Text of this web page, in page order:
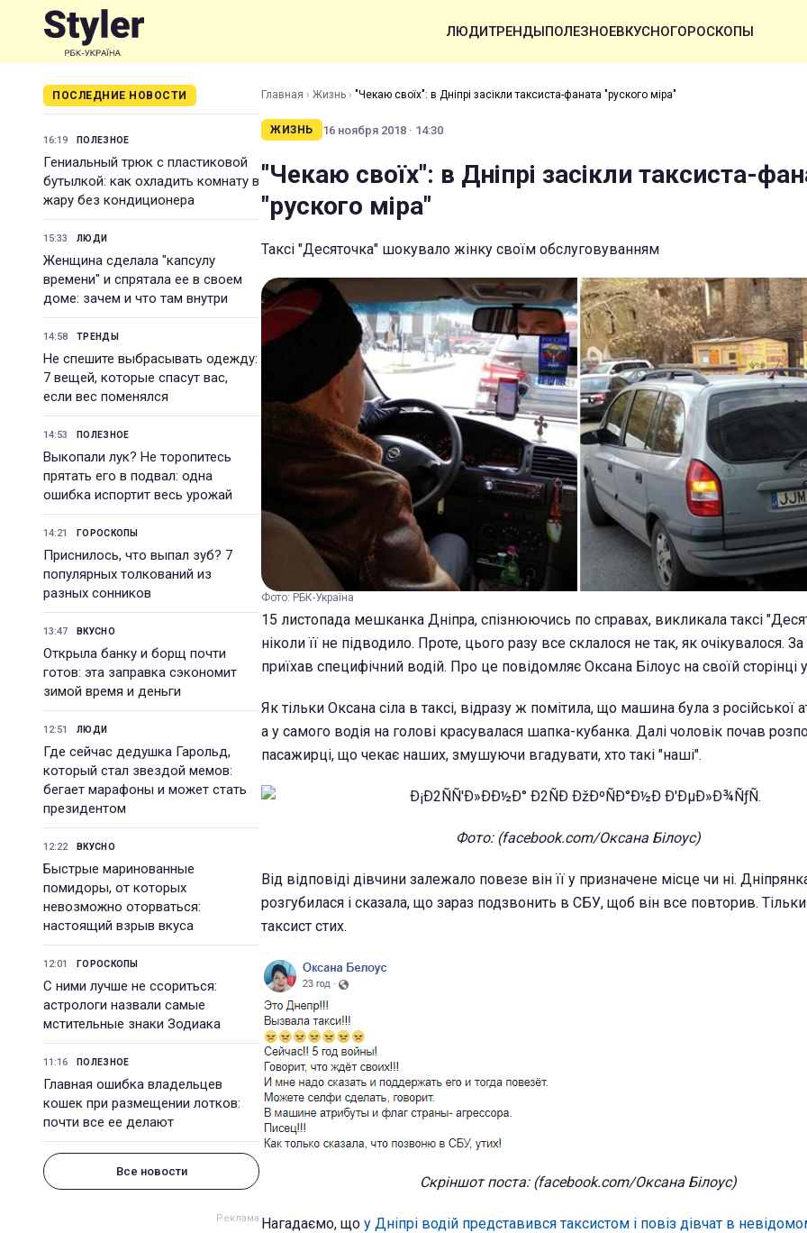
ЛЮДИТРЕНДЫПОЛЕЗНОЕВКУСНОГОРОСКОПЫ
ПОСЛЕДНИЕ НОВОСТИ
16:19 ПОЛЕЗНОЕ
Гениальный трюк с пластиковой
бутылкой: как охладить комнату в
жару без кондиционера
15:33 ЛЮДИ
Женщина сделала "капсулу
времени" и спрятала ее в своем
доме: зачем и что там внутри
14:58 ТРЕНДЫ
Не спешите выбрасывать одежду:
7 вещей, которые спасут вас,
если вес поменялся
14:53 ПОЛЕЗНОЕ
Выкопали лук? Не торопитесь
прятать его в подвал: одна
ошибка испортит весь урожай
14:21 ГОРОСКОПЫ
Приснилось, что выпал зуб? 7
популярных толкований из
разных сонников
13:47 ВКУСНО
Открыла банку и борщ почти
готов: эта заправка сэкономит
зимой время и деньги
12:51 ЛЮДИ
Где сейчас дедушка Гарольд,
который стал звездой мемов:
бегает марафоны и может стать
президентом
12:22 ВКУСНО
Быстрые маринованные
помидоры, от которых
невозможно оторваться:
настоящий взрыв вкуса
12:01 ГОРОСКОПЫ
С ними лучше не ссориться:
астрологи назвали самые
мстительные знаки Зодиака
11:16 ПОЛЕЗНОЕ
Главная ошибка владельцев
кошек при размещении лотков:
почти все ее делают
Все новости
Главная › Жизнь › "Чекаю своїх": в Дніпрі засікли таксиста-фаната "руского міра"
ЖИЗНЬ 16 ноября 2018 · 14:30
"Чекаю своїх": в Дніпрі засікли таксиста-
"руского міра"
Таксі "Десяточка" шокувало жінку своїм обслуговуванням
Фото: РБК-Україна
15 листопада мешканка Дніпра, спізнюючись по справах, викликала таксі
ніколи її не підводило. Проте, цього разу все склалося не так, як очікувалося.
приїхав специфічний водій. Про це повідомляє Оксана Білоус на своїй сторінці
Як тільки Оксана сіла в таксі, відразу ж помітила, що машина була з російської
а у самого водія на голові красувалася шапка-кубанка. Далі чоловік почав
пасажирці, що чекає наших, змушуючи вгадувати, хто такі "наші".
Фото: (facebook.com/Оксана Білоус)
Від відповіді дівчини залежало повезе він її у призначене місце чи ні.
розгубилася і сказала, що зараз подзвонить в СБУ, щоб він все повторив.
таксист стих.
Скріншот поста: (facebook.com/Оксана Білоус)
Нагадаємо, що у Дніпрі водій представився таксистом і повіз дівчат в